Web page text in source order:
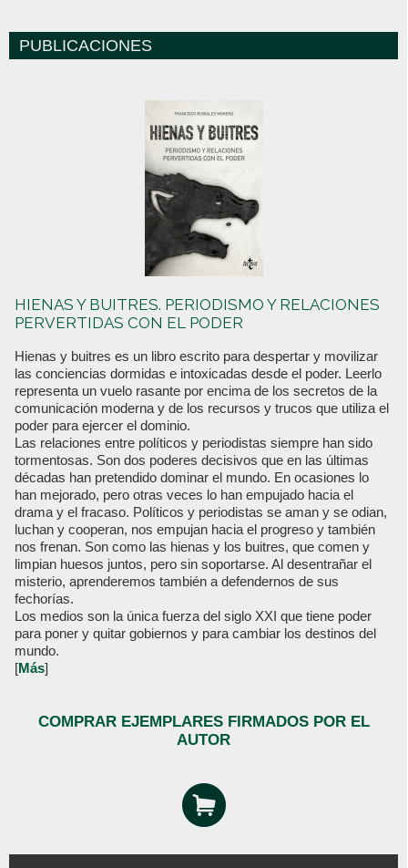
PUBLICACIONES
HIENAS Y BUITRES. PERIODISMO Y RELACIONES
PERVERTIDAS CON EL PODER
Hienas y buitres es un libro escrito para despertar y movilizar
las conciencias dormidas e intoxicadas desde el poder. Leerlo
representa un vuelo rasante por encima de los secretos de la
comunicación moderna y de los recursos y trucos que utiliza el
poder para ejercer el dominio.
Las relaciones entre políticos y periodistas siempre han sido
tormentosas. Son dos poderes decisivos que en las últimas
décadas han pretendido dominar el mundo. En ocasiones lo
han mejorado, pero otras veces lo han empujado hacia el
drama y el fracaso. Políticos y periodistas se aman y se odian,
luchan y cooperan, nos empujan hacia el progreso y también
nos frenan. Son como las hienas y los buitres, que comen y
limpian huesos juntos, pero sin soportarse. Al desentrañar el
misterio, aprenderemos también a defendernos de sus
fechorías.
Los medios son la única fuerza del siglo XXI que tiene poder
para poner y quitar gobiernos y para cambiar los destinos del
mundo.
[Más]
COMPRAR EJEMPLARES FIRMADOS POR EL
AUTOR